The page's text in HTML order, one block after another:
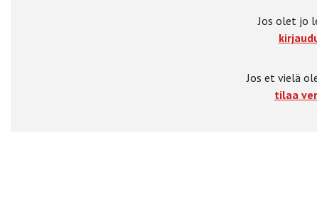
Jos olet jo
Jos et vielä
tilaa